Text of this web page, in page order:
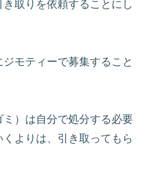
取りを依頼することにし
モティーで募集すること
）は自分で処分する必要
よりは、引き取ってもら